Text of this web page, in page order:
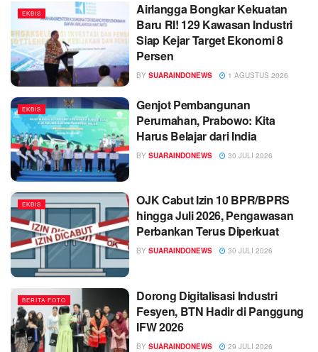
EKBIS
Airlangga Bongkar Kekuatan
Baru RI! 129 Kawasan Industri
Siap Kejar Target Ekonomi 8
Persen
BY SUARAINDONEWS 1 AGUSTUS 2026
EKBIS
Genjot Pembangunan
Perumahan, Prabowo: Kita
Harus Belajar dari India
BY SUARAINDONEWS 30 JULI 2026
EKBIS
OJK Cabut Izin 10 BPR/BPRS
hingga Juli 2026, Pengawasan
Perbankan Terus Diperkuat
BY SUARAINDONEWS 30 JULI 2026
BERITA FOTO
Dorong Digitalisasi Industri
Fesyen, BTN Hadir di Panggung
IFW 2026
BY SUARAINDONEWS 29 JULI 2026